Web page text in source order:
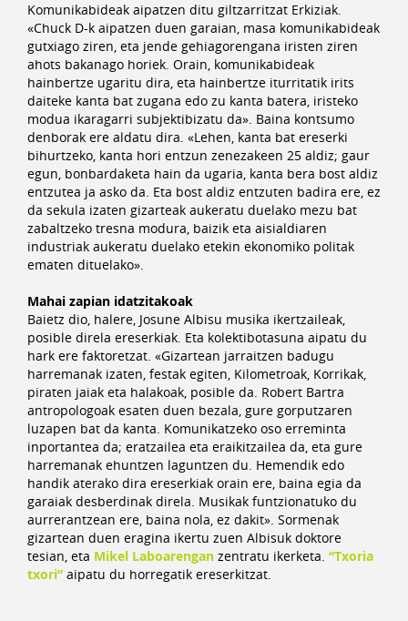
Komunikabideak aipatzen ditu giltzarritzat Erkiziak.
«Chuck D-k aipatzen duen garaian, masa komunikabideak
gutxiago ziren, eta jende gehiagorengana iristen ziren
ahots bakanago horiek. Orain, komunikabideak
hainbertze ugaritu dira, eta hainbertze iturritatik irits
daiteke kanta bat zugana edo zu kanta batera, iristeko
modua ikaragarri subjektibizatu da». Baina kontsumo
denborak ere aldatu dira. «Lehen, kanta bat ereserki
bihurtzeko, kanta hori entzun zenezakeen 25 aldiz; gaur
egun, bonbardaketa hain da ugaria, kanta bera bost aldiz
entzutea ja asko da. Eta bost aldiz entzuten badira ere, ez
da sekula izaten gizarteak aukeratu duelako mezu bat
zabaltzeko tresna modura, baizik eta aisialdiaren
industriak aukeratu duelako etekin ekonomiko politak
ematen dituelako».
Mahai zapian idatzitakoak
Baietz dio, halere, Josune Albisu musika ikertzaileak,
posible direla ereserkiak. Eta kolektibotasuna aipatu du
hark ere faktoretzat. «Gizartean jarraitzen badugu
harremanak izaten, festak egiten, Kilometroak, Korrikak,
piraten jaiak eta halakoak, posible da. Robert Bartra
antropologoak esaten duen bezala, gure gorputzaren
luzapen bat da kanta. Komunikatzeko oso erreminta
inportantea da; eratzailea eta eraikitzailea da, eta gure
harremanak ehuntzen laguntzen du. Hemendik edo
handik aterako dira ereserkiak orain ere, baina egia da
garaiak desberdinak direla. Musikak funtzionatuko du
aurrerantzean ere, baina nola, ez dakit». Sormenak
gizartean duen eragina ikertu zuen Albisuk doktore
tesian, eta Mikel Laboarengan zentratu ikerketa. “Txoria
txori” aipatu du horregatik ereserkitzat.